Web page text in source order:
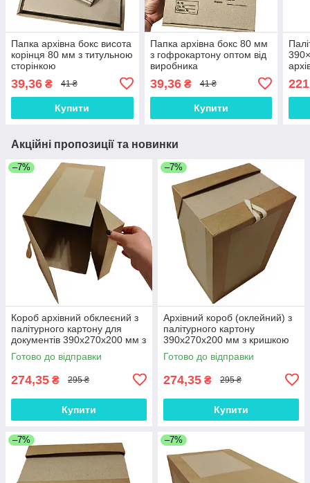
Папка архівна бокс висота
корінця 80 мм з титульною
сторінкою
39,36 ₴ 41 ₴
Купити
Папка архівна бокс 80 мм
з гофрокартону оптом від
виробника
39,36₴ 41 ₴
Купити
Акційні пропозиції та новинки
–7%
Короб архівний обклеєний з
палітурного картону для
документів 390х270х200 мм з
кришкою відкидною ЦОДНТІ
Готово до відправки
274,35 ₴ 295 ₴
Купити
–7%
Архівний короб (оклейний) з
палітурного картону
390х270х200 мм з кришкою
відкидною ЦОДНТІ
Готово до відправки
274,35 ₴ 295 ₴
Купити
–7% –7%